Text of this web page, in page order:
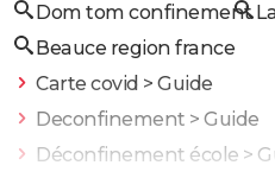
Dom tom confinement
Beauce region france
Carte covid > Guide
Deconfinement > Guide
Déconfinement école >